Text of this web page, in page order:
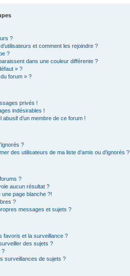
?
et comment les rejoindre ?
?
dans une couleur différente ?
» ?
du forum » ?
privés !
indésirables !
d’un membre de ce forum !
?
des utilisateurs de ma liste d’amis ou d’ignorés ?
?
aucun résultat ?
page blanche ?!
?
messages et sujets ?
favoris et la surveillance ?
des sujets ?
?
surveillances de sujets ?